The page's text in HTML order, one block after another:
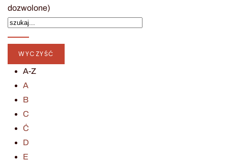
dozwolone)
A-Z
A
B
C
Ć
D
E